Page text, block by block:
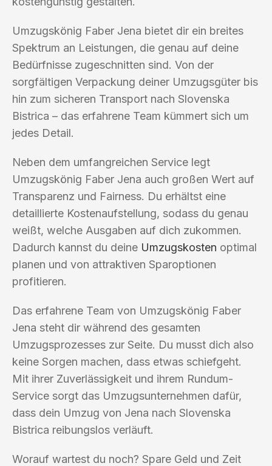
Umzugskönig Faber Jena bietet dir ein breites
Spektrum an Leistungen, die genau auf deine
Bedürfnisse zugeschnitten sind. Von der
sorgfältigen Verpackung deiner Umzugsgüter bis
hin zum sicheren Transport nach Slovenska
Bistrica – das erfahrene Team kümmert sich um
jedes Detail.
Neben dem umfangreichen Service legt
Umzugskönig Faber Jena auch großen Wert auf
Transparenz und Fairness. Du erhältst eine
detaillierte Kostenaufstellung, sodass du genau
weißt, welche Ausgaben auf dich zukommen.
Dadurch kannst du deine Umzugskosten optimal
planen und von attraktiven Sparoptionen
profitieren.
Das erfahrene Team von Umzugskönig Faber
Jena steht dir während des gesamten
Umzugsprozesses zur Seite. Du musst dich also
keine Sorgen machen, dass etwas schiefgeht.
Mit ihrer Zuverlässigkeit und ihrem Rundum-
Service sorgt das Umzugsunternehmen dafür,
dass dein Umzug von Jena nach Slovenska
Bistrica reibungslos verläuft.
Worauf wartest du noch? Spare Geld und Zeit